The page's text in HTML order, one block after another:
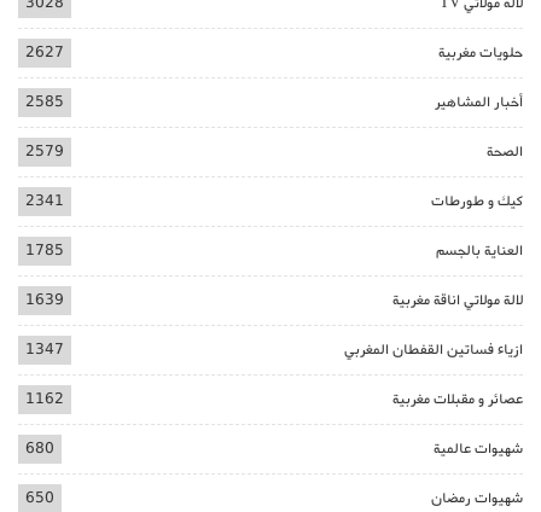
حلويات مغربية 2627
أخبار المشاهير 2585
الصحة 2579
كيك و طورطات 2341
العناية بالجسم 1785
لالة مولاتي اناقة مغربية 1639
ازياء فساتين القفطان المغربي 1347
عصائر و مقبلات مغربية 1162
شهيوات عالمية 680
شهيوات رمضان 650